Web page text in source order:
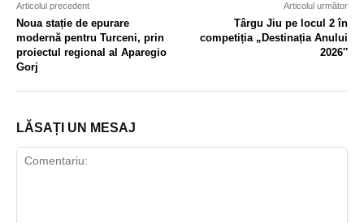
Articolul precedent
Noua stație de epurare
modernă pentru Turceni, prin
proiectul regional al Aparegio
Gorj
Articolul următor
Târgu Jiu pe locul 2 în
competiția „Destinația Anului
2026″
LĂSAȚI UN MESAJ